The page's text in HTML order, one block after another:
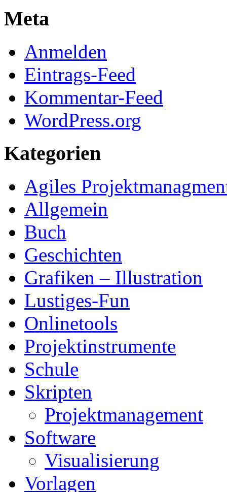
Meta
Anmelden
Eintrags-Feed
Kommentar-Feed
WordPress.org
Kategorien
Agiles
Allgemein
Buch
Geschichten
Grafiken – Illustration
Lustiges-Fun
Onlinetools
Projektinstrumente
Schule
Skripten
Projektmanagement
Software
Visualisierung
Vorlagen